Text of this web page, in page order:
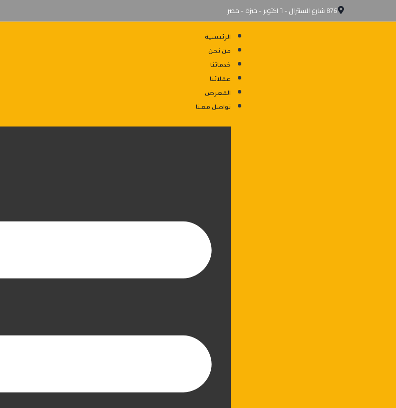
876 شارع السنترال - ٦ اكتوبر - جيزة - مصر
الرئيسية
من نحن
خدماتنا
عملائنا
المعرض
تواصل معنا